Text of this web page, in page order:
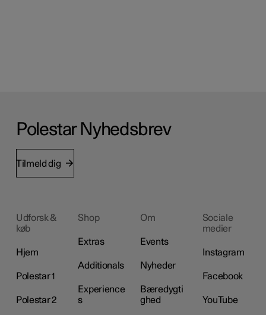
Polestar Nyhedsbrev
Tilmeld dig
Udforsk &
køb
Hjem
Polestar 1
Polestar 2
Shop
Extras
Additionals
Experience
s
Om
Events
Nyheder
Bæredygti
ghed
Sociale
medier
Instagram
Facebook
YouTube